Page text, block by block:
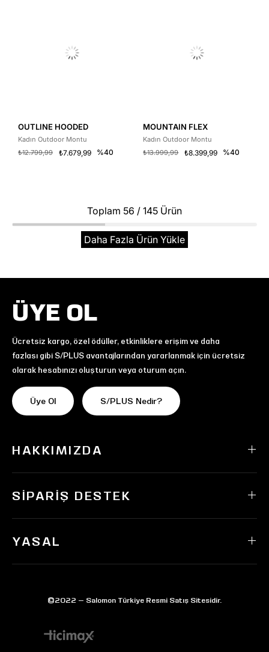
OUTLINE HOODED
Kadın Outdoor Montu
₺7.679,99
₺12.799,99 %40
MOUNTAIN FLEX
Kadın Outdoor Montu
₺8.399,99
₺13.999,99 %40
Toplam 56 / 145 Ürün
Daha Fazla Ürün Yükle
ÜYE OL
Ücretsiz kargo, özel ödüller, etkinliklere erişim ve daha
fazlası gibi S/PLUS avantajlarından yararlanmak için ücretsiz
olarak hesabınızı oluşturun veya oturum açın.
Üye Ol S/PLUS Nedir?
HAKKIMIZDA
SIPARIŞ DESTEK
YASAL
©2022 — Salomon Türkiye Resmi Satış Sitesidir.